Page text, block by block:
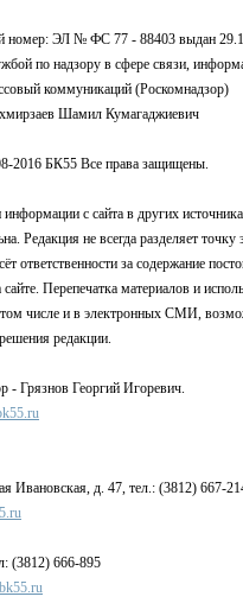
номер: ЭЛ № ФС 77 - 88403 выдан
по надзору в сфере связи,
коммуникаций (Роскомнадзор)
Шамил Кумагаджиевич
2016 БК55 Все права защищены.
с сайта в других
Редакция не всегда разделяет точку
ответственности за содержание
Перепечатка материалов и
числе и в электронных СМИ,
редакции.
- Грязнов Георгий Игоревич.
Ивановская, д. 47, тел.: (3812) 667-
(3812) 666-895